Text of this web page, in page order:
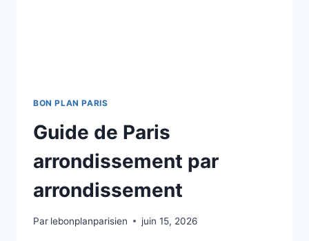
BON PLAN PARIS
Guide de Paris
arrondissement par
arrondissement
Par lebonplanparisien juin 15, 2026